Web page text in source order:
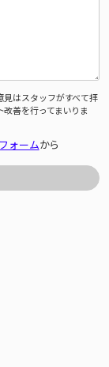
見はスタッフがすべて拝
善を行ってまいりま
ォームから